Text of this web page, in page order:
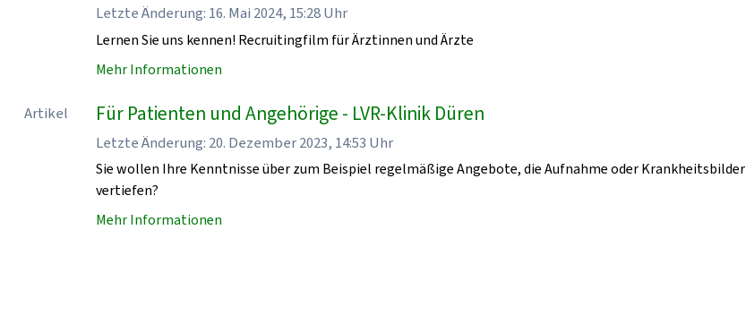
Letzte Änderung: 16. Mai 2024, 15:28 Uhr
Lernen Sie uns kennen! Recruitingfilm für Ärztinnen und Ärzte
Mehr Informationen
Artikel Für Patienten und Angehörige - LVR-Klinik Düren
Letzte Änderung: 20. Dezember 2023, 14:53 Uhr
Sie wollen Ihre Kenntnisse über zum Beispiel regelmäßige Angebote, die Aufnahme oder Krankheitsbilder
vertiefen?
Mehr Informationen